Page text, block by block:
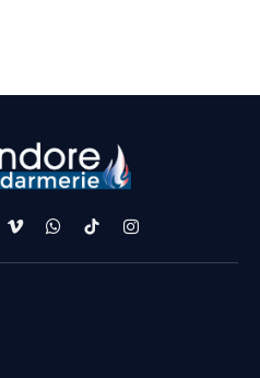
VimeoWhatsApp
TikTokInstagram